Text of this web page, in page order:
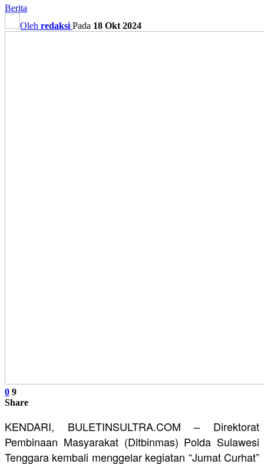
Berita
Oleh redaksi Pada 18 Okt 2024
0 9
Share
KENDARI, BULETINSULTRA.COM – Direktorat
Pembinaan Masyarakat (Ditbinmas) Polda Sulawesi
Tenggara kembali menggelar kegiatan “Jumat Curhat”